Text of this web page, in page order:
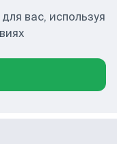
вас, используя